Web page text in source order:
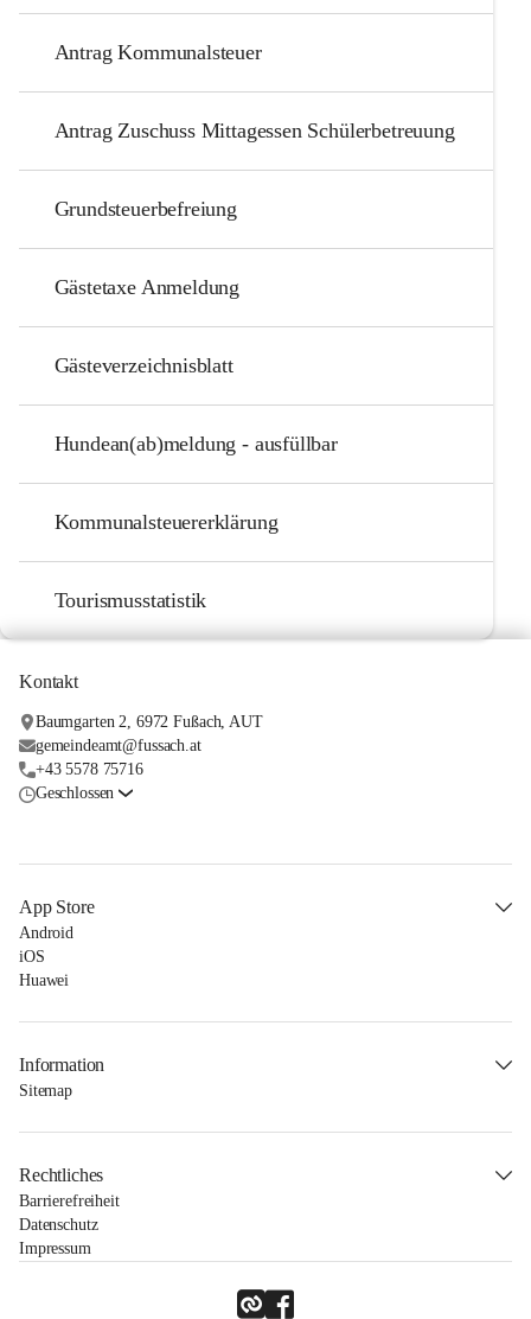
Antrag Kommunalsteuer
Antrag Zuschuss Mittagessen Schülerbetreuung
Grundsteuerbefreiung
Gästetaxe Anmeldung
Gästeverzeichnisblatt
Hundean(ab)meldung - ausfüllbar
Kommunalsteuererklärung
Tourismusstatistik
Kontakt
Baumgarten 2, 6972 Fußach, AUT
gemeindeamt@fussach.at
+43 5578 75716
Geschlossen
App Store
Android
iOS
Huawei
Information
Sitemap
Rechtliches
Barrierefreiheit
Datenschutz
Impressum